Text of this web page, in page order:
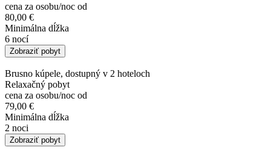
cena za osobu/noc od
80,00 €
Minimálna dĺžka
6 nocí
Zobraziť pobyt
Brusno kúpele, dostupný v 2 hoteloch
Relaxačný pobyt
cena za osobu/noc od
79,00 €
Minimálna dĺžka
2 noci
Zobraziť pobyt